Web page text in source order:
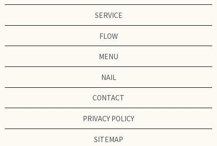
SERVICE
FLOW
MENU
NAIL
CONTACT
PRIVACY POLICY
SITEMAP